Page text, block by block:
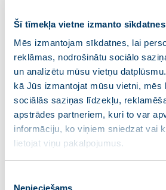
Šī tīmekļa vietne izmanto sīkdatnes
Mēs izmantojam sīkdatnes, lai
reklāmas, nodrošinātu sociālo
un analizētu mūsu vietņu
kā Jūs izmantojat mūsu vietni, mēs
sociālās saziņas līdzekļu,
apstrādes partneriem, kuri to var
informāciju, ko viņiem sniedzat vai
lietojat viņu pakalpojumus.
Nepieciešams
starptautisko sabiedrību spert
soļus Krievijas agresijas
sniegšanai Ukrainai.
Aicinām starptautisko sabiedrību
ieviešot spēcīgas ekonomiskās
Krievijas Federāciju un
par uzbrukuma Ukrainas
Krievijas agresīvā rīcība pret
ilgstošu negatīvu ietekmi uz